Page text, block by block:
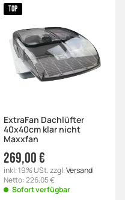
TOP
ExtraFan Dachlüfter
40x40cm klar nicht
Maxxfan
269,00 €
inkl. 19% USt. zzgl.Versand
Netto: 226,05 €
Sofort verfügbar